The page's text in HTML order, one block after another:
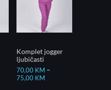
Komplet jogger
ljubičasti
70,00 KM –
75,00 KM